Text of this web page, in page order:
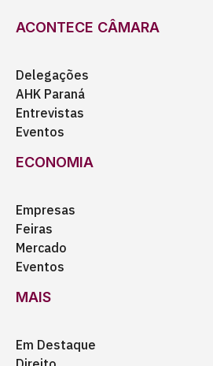
ACONTECE CÂMARA
Delegações
AHK Paraná
Entrevistas
Eventos
ECONOMIA
Empresas
Feiras
Mercado
Eventos
MAIS
Em Destaque